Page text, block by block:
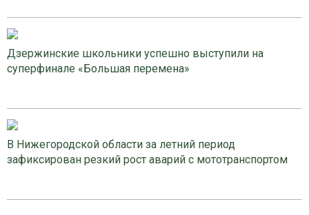
Дзержинские школьники успешно выступили на
суперфинале «Большая перемена»
В Нижегородской области за летний период
зафиксирован резкий рост аварий с мототранспортом